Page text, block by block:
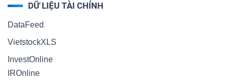
DỮ LIỆU TÀI CHÍNH
DataFeed
VietstockXLS
InvestOnline
IROnline